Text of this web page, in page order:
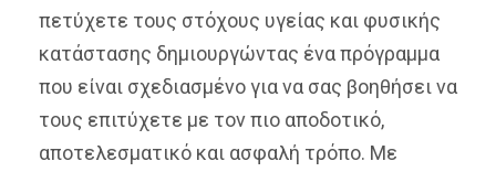
πετύχετε τους στόχους υγείας και φυσικής
κατάστασης δημιουργώντας ένα πρόγραμμα
που είναι σχεδιασμένο για να σας βοηθήσει να
τους επιτύχετε με τον πιο αποδοτικό,
αποτελεσματικό και ασφαλή τρόπο. Με